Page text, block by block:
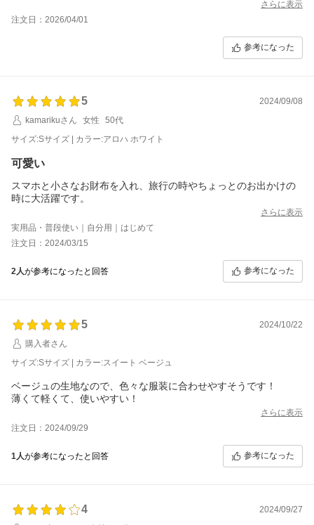
さらに表示
注文日：2026/04/01
参考になった
5
2024/09/08
kamarikuさん
女性
50代
サイズ:Sサイズ | カラー:アロハ ホワイト
可愛い
スマホと小さなお財布を入れ、旅行の時やちょっとのお出かけの
時に大活躍です。
さらに表示
実用品・普段使い｜自分用｜はじめて
注文日：2024/03/15
2人が参考になったと回答 参考になった
5
2024/10/22
購入者さん
サイズ:Sサイズ | カラー:スイート ベージュ
ベージュの生地なので、色々な服装に合わせやすそうです！
薄くて軽くて、使いやすい！
さらに表示
注文日：2024/09/29
1人が参考になったと回答 参考になった
4
2024/09/27